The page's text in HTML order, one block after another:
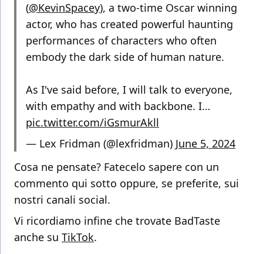
(@KevinSpacey), a two-time Oscar winning
actor, who has created powerful haunting
performances of characters who often
embody the dark side of human nature.
As I've said before, I will talk to everyone,
with empathy and with backbone. I…
pic.twitter.com/iGsmurAkll
— Lex Fridman (@lexfridman) June 5, 2024
Cosa ne pensate? Fatecelo sapere con un
commento qui sotto oppure, se preferite, sui
nostri canali social.
Vi ricordiamo infine che trovate BadTaste
anche su TikTok.